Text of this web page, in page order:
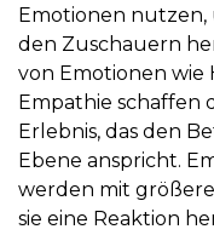
Emotionen nutzen,
den Zuschauern
von Emotionen wie
Empathie schaffen
Erlebnis, das den
Ebene anspricht.
werden mit
sie eine Reaktion